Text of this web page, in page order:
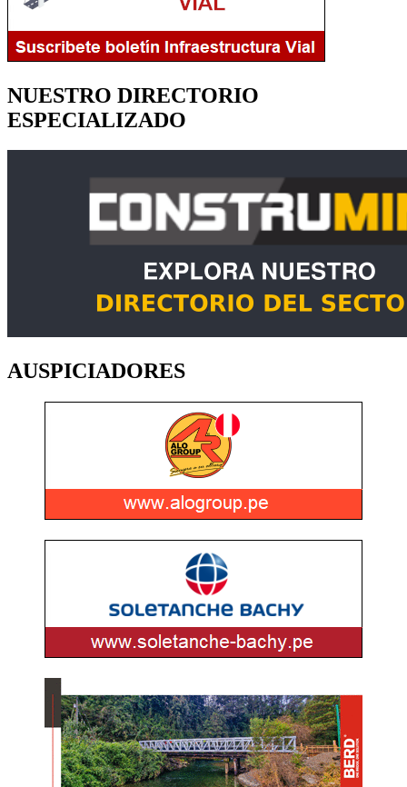
NUESTRO DIRECTORIO
ESPECIALIZADO
AUSPICIADORES